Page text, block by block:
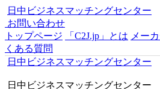
日中ビジネスマッチングセンター
お問い合わせ
トップページ
「C2J.jp」とは メー
くある質問
日中ビジネスマッチングセンター
日中ビジネスマッチングセンター